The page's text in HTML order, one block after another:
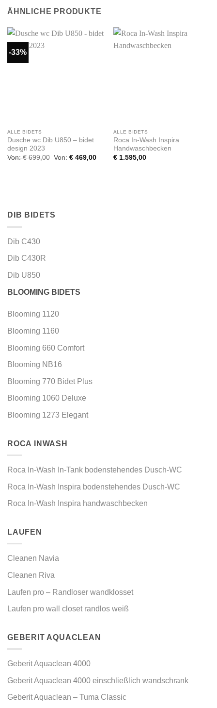
ÄHNLICHE PRODUKTE
-33%
ALLE BIDETS
Dusche wc Dib U850 – bidet
design 2023
Von:€699,00 Von: €469,00
ALLE BIDETS
Roca In-Wash Inspira
Handwaschbecken
€1.595,00
DIB BIDETS
Dib C430
Dib C430R
Dib U850
BLOOMING BIDETS
Blooming 1120
Blooming 1160
Blooming 660 Comfort
Blooming NB16
Blooming 770 Bidet Plus
Blooming 1060 Deluxe
Blooming 1273 Elegant
ROCA INWASH
Roca In-Wash In-Tank bodenstehendes Dusch-WC
Roca In-Wash Inspira bodenstehendes Dusch-WC
Roca In-Wash Inspira handwaschbecken
LAUFEN
Cleanen Navia
Cleanen Riva
Laufen pro – Randloser wandklosset
Laufen pro wall closet randlos weiß
GEBERIT AQUACLEAN
Geberit Aquaclean 4000
Geberit Aquaclean 4000 einschließlich wandschrank
Geberit Aquaclean – Tuma Classic